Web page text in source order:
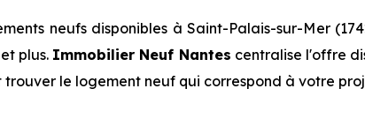
neufs disponibles à Saint-Palais-sur-Mer
plus. Immobilier Neuf Nantes centralise l'offre
le logement neuf qui correspond à votre